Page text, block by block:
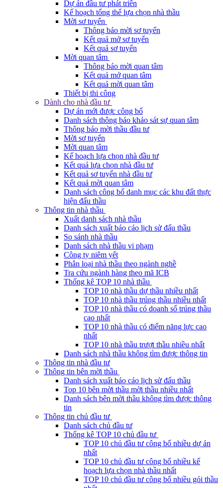
Dự án đầu tư phát triển
Kế hoạch tổng thể lựa chọn nhà thầu
Mời sơ tuyển
Thông báo mời sơ tuyển
Kết quả mở sơ tuyển
Kết quả sơ tuyển
Mời quan tâm
Thông báo mời quan tâm
Kết quả mở quan tâm
Kết quả mời quan tâm
Thiết bị thi công
Dành cho nhà đầu tư
Dự án mới được công bố
Danh sách thông báo khảo sát sự quan tâm
Thông báo mời thầu đầu tư
Mời sơ tuyển
Mời quan tâm
Kế hoạch lựa chọn nhà đầu tư
Kết quả lựa chọn nhà đầu tư
Kết quả sơ tuyển nhà đầu tư
Kết quả mời quan tâm
Danh sách công bố danh mục các khu đất thực
hiện đấu thầu
Thông tin nhà thầu
Xuất danh sách nhà thầu
Danh sách xuất báo cáo lịch sử đấu thầu
So sánh nhà thầu
Danh sách nhà thầu vi phạm
Công ty niêm yết
Phân loại nhà thầu theo ngành nghề
Tra cứu ngành hàng theo mã ICB
Thống kê TOP 10 nhà thầu
TOP 10 nhà thầu dự thầu nhiều nhất
TOP 10 nhà thầu trúng thầu nhiều nhất
TOP 10 nhà thầu có doanh số trúng thầu
cao nhất
TOP 10 nhà thầu có điểm năng lực cao
nhất
TOP 10 nhà thầu trượt thầu nhiều nhất
Danh sách nhà thầu không tìm được thông tin
Thông tin nhà đầu tư
Thông tin bên mời thầu
Danh sách xuất báo cáo lịch sử đấu thầu
Top 10 bên mời thầu mời thầu nhiều nhất
Danh sách bên mời thầu không tìm được thông
tin
Thông tin chủ đầu tư
Danh sách chủ đầu tư
Thống kê TOP 10 chủ đầu tư
TOP 10 chủ đầu tư công bố nhiều dự án
nhất
TOP 10 chủ đầu tư công bố nhiều kế
hoạch lựa chọn nhà thầu nhất
TOP 10 chủ đầu tư công bố nhiều gói thầu